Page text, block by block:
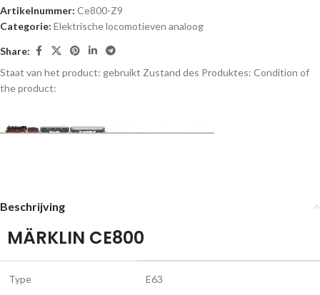
Artikelnummer: Ce800-Z9
Categorie: Elektrische locomotieven analoog
Share:
Staat van het product: gebruikt Zustand des Produktes: Condition of
the product:
Beschrijving
MÄRKLIN CE800
Type E63